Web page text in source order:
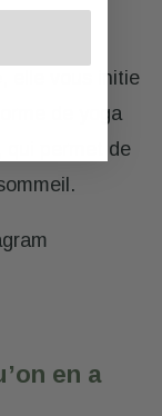
, elle vous initie
de yoga
qui permet de
en a